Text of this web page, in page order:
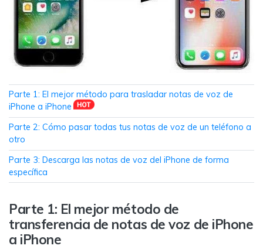
valores de fábrica.
MobileTrans App
Transfiere datos del teléfono, de
WhatsApp y archivos entre dispositivos
iOS y Android.
Welastseen
WeLastseen te tiene al tanto de todo en
Parte 1: El mejor método para trasladar notas de voz de
iPhone a iPhone
Parte 2: Cómo pasar todas tus notas de voz de un teléfono a
otro
Parte 3: Descarga las notas de voz del iPhone de forma
específica
Parte 1: El mejor método de
transferencia de notas de voz de iPhone
a iPhone